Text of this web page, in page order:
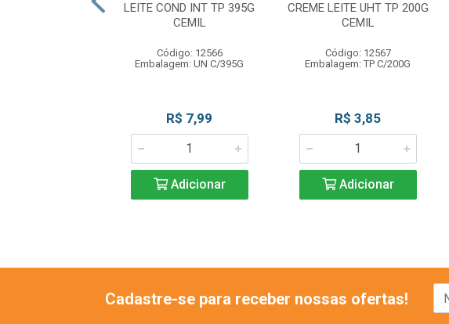
LEITE COND INT TP 395G
CEMIL
Código: 12566
Embalagem: UN C/395G
R$ 7,99
Adicionar
CREME LEITE UHT TP 200G
CEMIL
Código: 12567
Embalagem: TP C/200G
R$ 3,85
Adicionar
Cadastre-se para receber nossas ofertas!